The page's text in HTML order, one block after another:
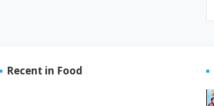
Recent in Food